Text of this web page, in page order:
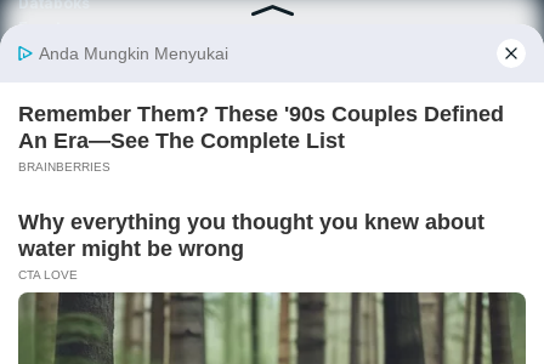
KatadataOto
Langganan Newsletter
Email
Ikuti Kami
Tentang Katadata Advertising Karier
Pedoman Media Siber
Kebijakan Privasi
Disclaimer Hubungi Kami